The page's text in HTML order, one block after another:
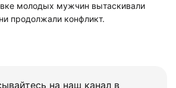
молодых мужчин вытаскивали
продолжали конфликт.
на наш канал в